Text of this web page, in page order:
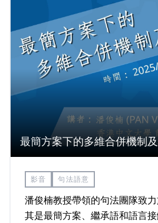
最簡方案下的多維合併機制
影音 句法語意
潘俊楠教授帶領的句法團隊致
其是最簡方案、繼承語和語言